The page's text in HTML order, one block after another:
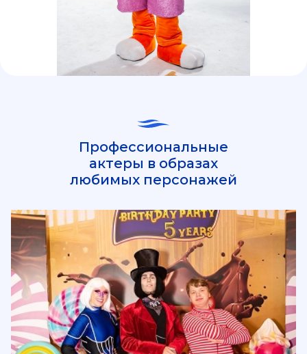
Профессиональные
актеры в образах
любимых персонажей